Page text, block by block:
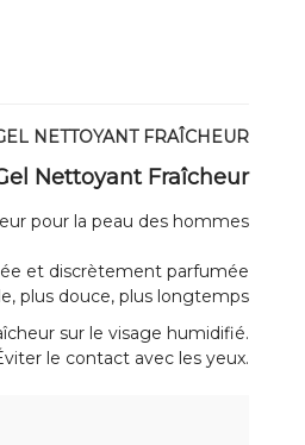
NETTOYANT FRAÎCHEUR
Nettoyant Fraîcheur
pour la peau des hommes
et discrètement parfumée
plus douce, plus longtemps
sur le visage humidifié.
le contact avec les yeux.